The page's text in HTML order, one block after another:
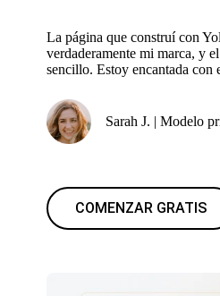
La página que construí con
verdaderamente mi marca, y
sencillo. Estoy encantada con
Sarah J. | Modelo
COMENZAR GRATIS